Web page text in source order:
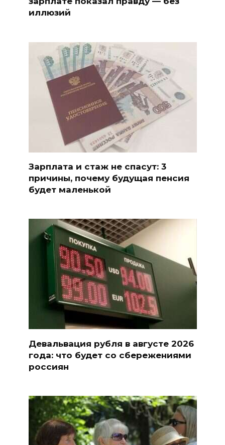
иллюзий
Зарплата и стаж не спасут: 3
причины, почему будущая пенсия
будет маленькой
Девальвация рубля в августе 2026
года: что будет со сбережениями
россиян